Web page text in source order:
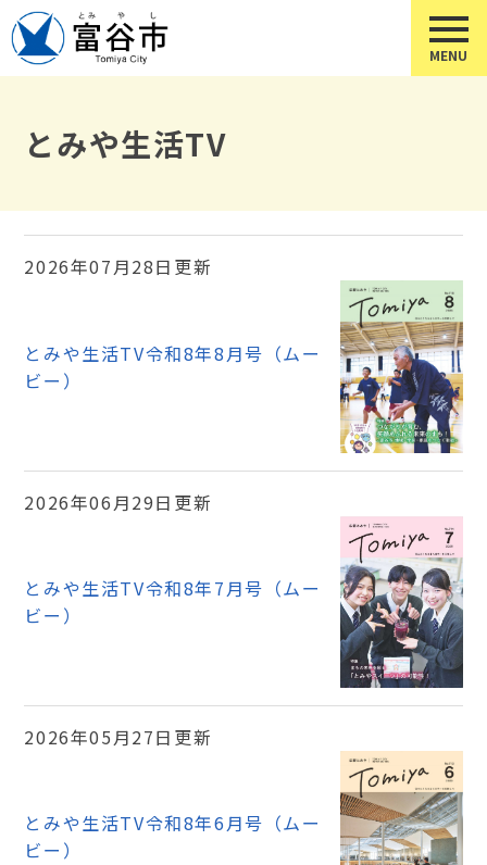
とみや生活TV
2026年07月28日更新
とみや生活TV令和8年8月号（ムー
ビー）
2026年06月29日更新
とみや生活TV令和8年7月号（ムー
ビー）
2026年05月27日更新
とみや生活TV令和8年6月号（ムー
ビー）